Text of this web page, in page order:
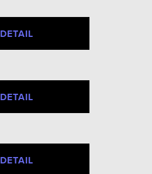
DETAIL
DETAIL
DETAIL